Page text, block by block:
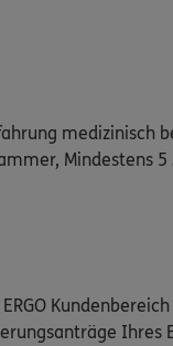
medizinisch
Mindestens
Ihres